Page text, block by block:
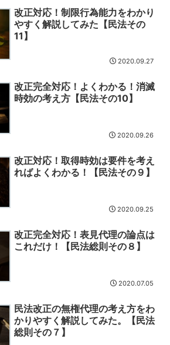
改正対応！制限行為能力をわかり
やすく解説してみた【民法その
11】
2020.09.27
改正完全対応！よくわかる！消滅
時効の考え方【民法その10】
2020.09.26
改正対応！取得時効は要件を考え
ればよくわかる！【民法その９】
2020.09.25
改正完全対応！表見代理の論点は
これだけ！【民法総則その８】
2020.07.05
民法改正の無権代理の考え方をわ
かりやすく解説してみた。【民法
総則その７】